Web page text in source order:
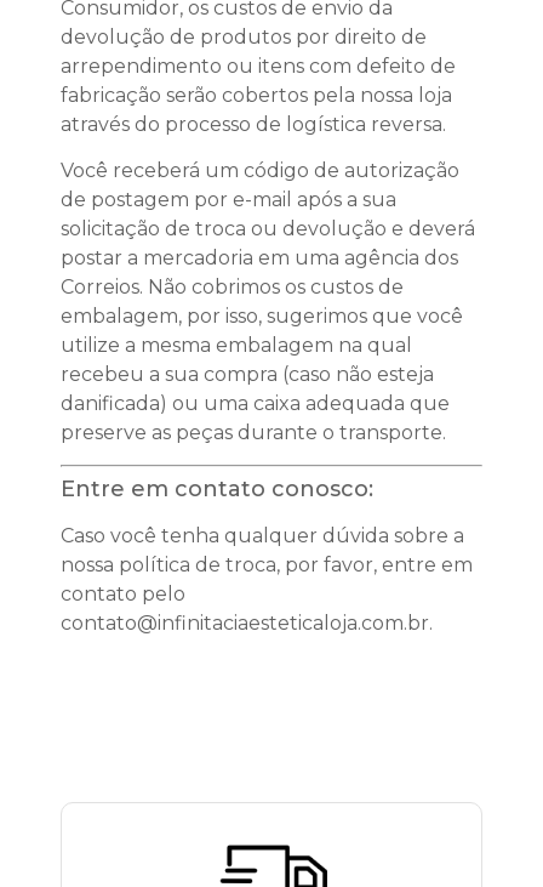
Consumidor, os custos de envio da
devolução de produtos por direito de
arrependimento ou itens com defeito de
fabricação serão cobertos pela nossa loja
através do processo de logística reversa.
Você receberá um código de autorização
de postagem por e-mail após a sua
solicitação de troca ou devolução e deverá
postar a mercadoria em uma agência dos
Correios. Não cobrimos os custos de
embalagem, por isso, sugerimos que você
utilize a mesma embalagem na qual
recebeu a sua compra (caso não esteja
danificada) ou uma caixa adequada que
preserve as peças durante o transporte.
Entre em contato conosco:
Caso você tenha qualquer dúvida sobre a
nossa política de troca, por favor, entre em
contato pelo
contato@infinitaciaesteticaloja.com.br.